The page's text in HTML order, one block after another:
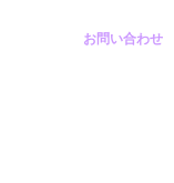
お問い合わせ